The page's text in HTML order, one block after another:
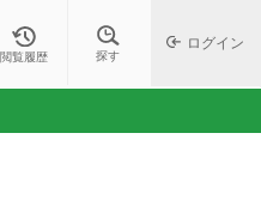
閲覧履歴 探す
ログイン